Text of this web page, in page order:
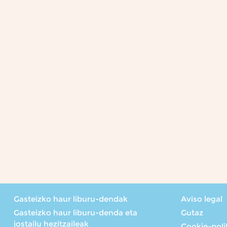
Gasteizko haur liburu-dendak
Gasteizko haur liburu-denda eta
jostailu hezitzaileak
Aviso legal
Gutaz